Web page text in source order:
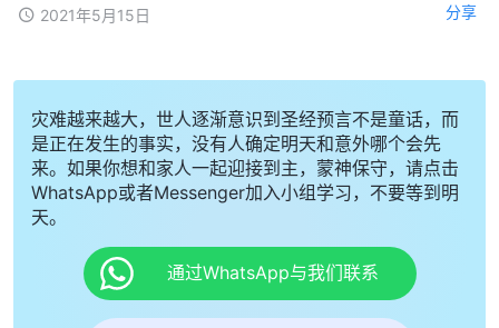
2021年5月15日 分享
灾难越来越大，世人逐渐意识到圣经预言不是童话，而
是正在发生的事实，没有人确定明天和意外哪个会先
来。如果你想和家人一起迎接到主，蒙神保守，请点击
WhatsApp或者Messenger加入小组学习，不要等到明
天。
通过WhatsApp与我们联系